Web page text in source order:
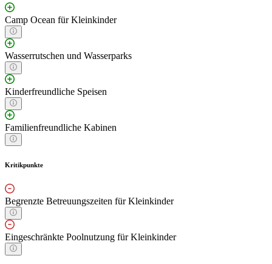
Camp Ocean für Kleinkinder
Wasserrutschen und Wasserparks
Kinderfreundliche Speisen
Familienfreundliche Kabinen
Kritikpunkte
Begrenzte Betreuungszeiten für Kleinkinder
Eingeschränkte Poolnutzung für Kleinkinder